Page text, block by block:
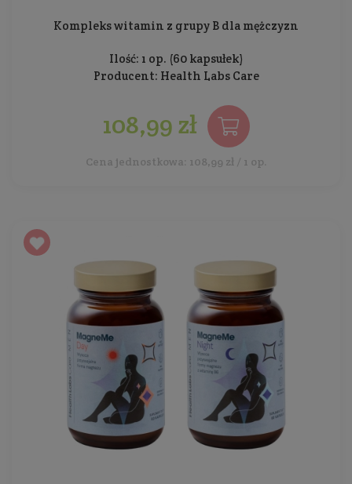
Kompleks witamin z grupy B dla mężczyzn
Ilość: 1 op. (60 kapsułek)
Producent: Health Labs Care
108,99 zł
Cena jednostkowa: 108,99 zł / 1 op.